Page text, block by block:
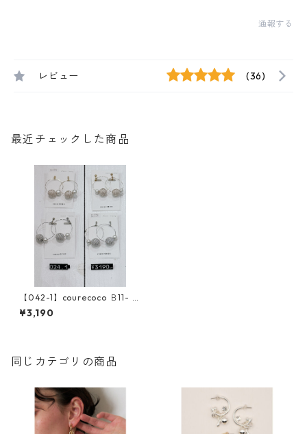
通報する
レビュー (36)
最近チェックした商品
【042-1】courecoco Ｂ11- 0
24 -1 ポンポン手巻きアクセサ
リー 2509a-013
¥3,190
同じカテゴリの商品